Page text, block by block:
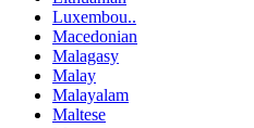
Luxembou..
Macedonian
Malagasy
Malay
Malayalam
Maltese